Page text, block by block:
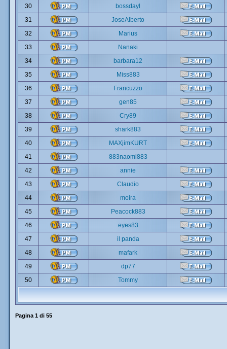
30
bossdayl
31
JoseAlberto
32
Marius
33
Nanaki
34
barbara12
35
Miss883
36
Francuzzo
37
gen85
38
Cry89
39
shark883
40
MAXjimKURT
41
883naomi883
42
annie
43
Claudio
44
moira
45
Peacock883
46
eyes83
47
il panda
48
mafark
49
dp77
50
Tommy
Pagina 1 di 55